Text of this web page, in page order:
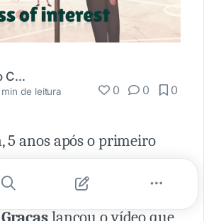
Fernando Carbonieri
min de leitura 0 0 0
5 anos após o primeiro
acima
Hospital Nossa